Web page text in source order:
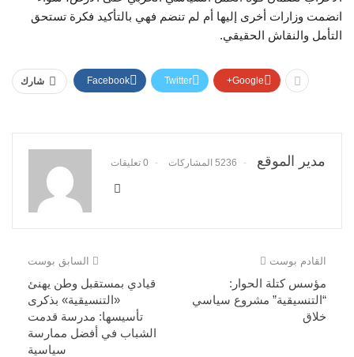
انضمت وزارات أخرى إليها أم لم تنضم فهي بالتأكيد فكرة تستحق
التأمل والنقاش الحقيقي.
شارك Facebook Twitter Google+
مدير الموقع 5236 المشاركات 0 تعليقات
السابق بوست
قيادي بمستقبل وطن يهنئ
«التنسيقية» بذكرى
تأسيسها: مدرسة قدمت
الشباب في أفضل ممارسة
سياسية
القادم بوست
مؤسس كتلة الحوار:
“التنسيقية” مشروع سياسي
خلاق